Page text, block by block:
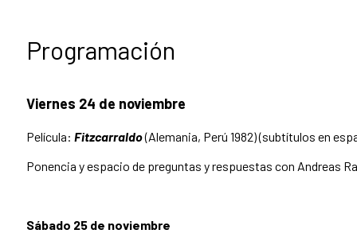
Programación
Viernes 24 de noviembre
Película: Fitzcarraldo(Alemania, Perú 1982) (subtítulos en
Ponencia y espacio de preguntas y respuestas con Andreas
Sábado 25 de noviembre